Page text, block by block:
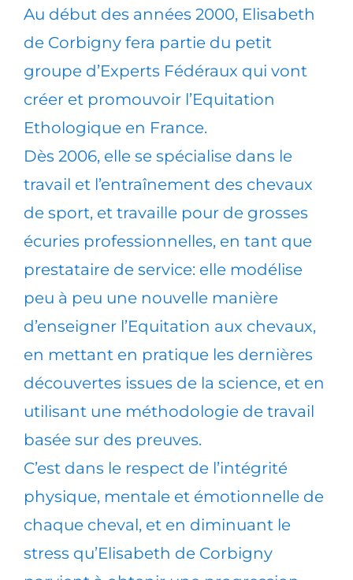
Au début des années 2000, Elisabeth
de Corbigny fera partie du petit
groupe d’Experts Fédéraux qui vont
créer et promouvoir l’Equitation
Ethologique en France.
Dès 2006, elle se spécialise dans le
travail et l’entraînement des chevaux
de sport, et travaille pour de grosses
écuries professionnelles, en tant que
prestataire de service: elle modélise
peu à peu une nouvelle manière
d’enseigner l’Equitation aux chevaux,
en mettant en pratique les dernières
découvertes issues de la science, et en
utilisant une méthodologie de travail
basée sur des preuves.
C’est dans le respect de l’intégrité
physique, mentale et émotionnelle de
chaque cheval, et en diminuant le
stress qu’Elisabeth de Corbigny